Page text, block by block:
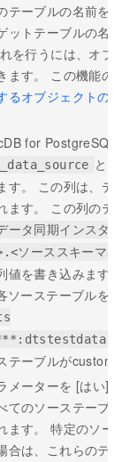
テーブルの名前を
ットテーブルの名
を行うには、オブ
ます。 この機能の
るオブジェクトの
for PostgreSQL
と
す。 この列は、デ
ます。 この列のデ
ータ同期インスタ
ソーススキーマ
値を書き込みます
ソーステーブルを
テーブルが
メーターを [はい]
てのソーステーブ
ます。 特定のソー
合は、これらのテ